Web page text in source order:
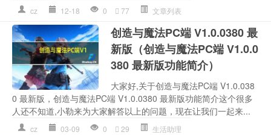
cz 12-18 0 77 文章列表
创造与魔法PC端 V1.0.0380 最
新版（创造与魔法PC端 V1.0.0
380 最新版功能简介）
大家好,关于创造与魔法PC端 V1.0.038
0 最新版，创造与魔法PC端 V1.0.0380 最新版功能简介这个很多
人还不知道,小勒来为大家解答以上的问题，现在让我们一起来...
cz 03-09 0 29 生活助理